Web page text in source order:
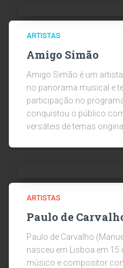
ARTISTAS
Amigo Simão
Amigo Simão é um
no panorama musical e
participação no
conquistou o público
versáteis de temas
ARTISTAS
Paulo de
Paulo de Carvalho
nasceu em Lisboa em 15
músico e compositor